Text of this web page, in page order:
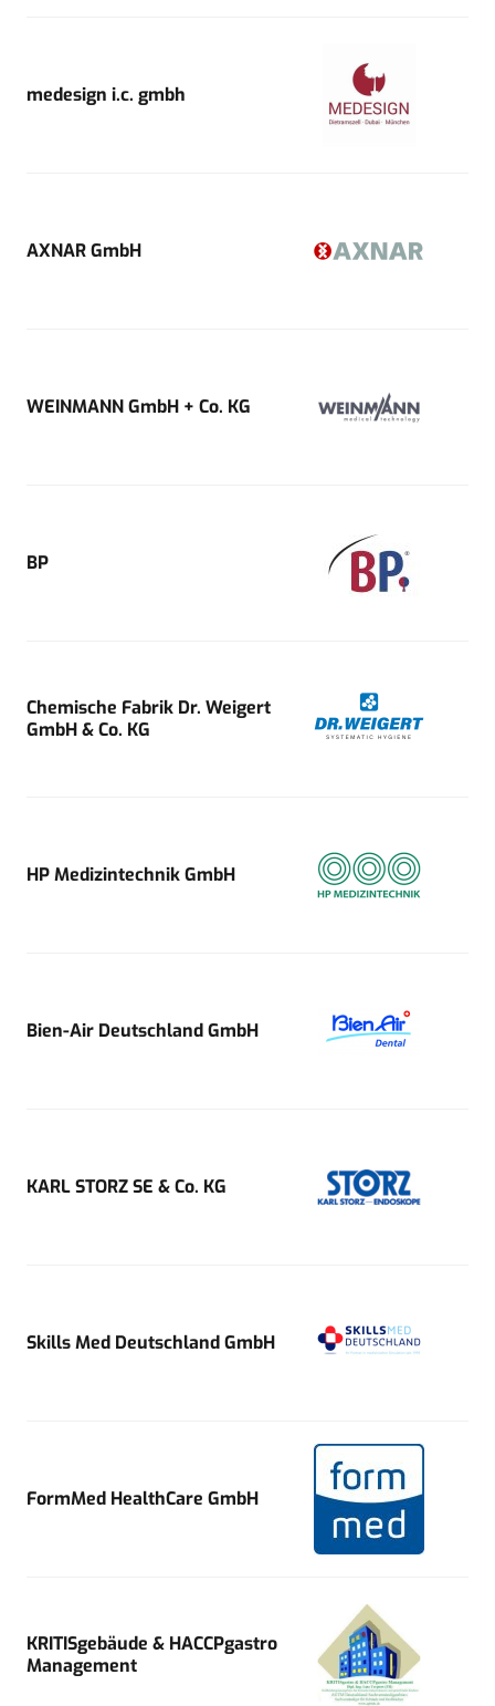
medesign i.c. gmbh
AXNAR GmbH
WEINMANN GmbH + Co. KG
BP
Chemische Fabrik Dr. Weigert
GmbH & Co. KG
HP Medizintechnik GmbH
Bien-Air Deutschland GmbH
KARL STORZ SE & Co. KG
Skills Med Deutschland GmbH
FormMed HealthCare GmbH
KRITISgebäude & HACCPgastro
Management